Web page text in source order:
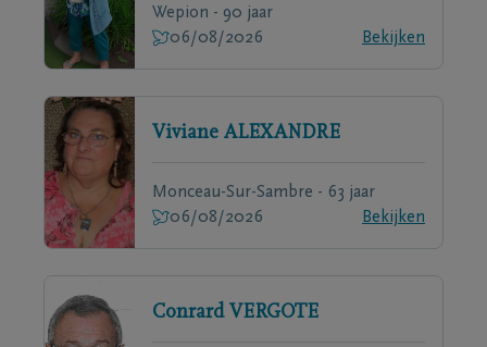
Wepion - 90 jaar
06/08/2026
Bekijken
Viviane ALEXANDRE
Monceau-Sur-Sambre - 63 jaar
06/08/2026
Bekijken
Conrard VERGOTE